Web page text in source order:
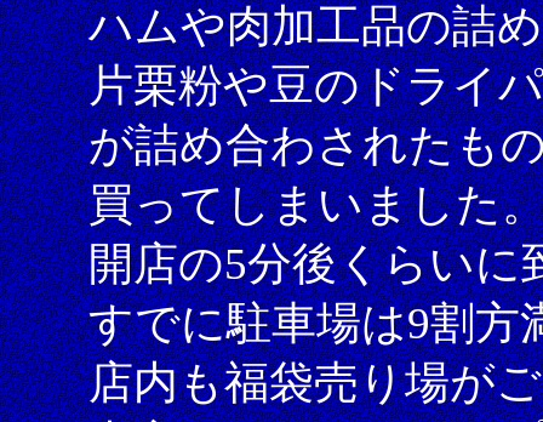
ハムや肉加工品の詰
片栗粉や豆のドライ
が詰め合わされたも
買ってしまいました
開店の5分後くらいに
すでに駐車場は9割方
店内も福袋売り場が